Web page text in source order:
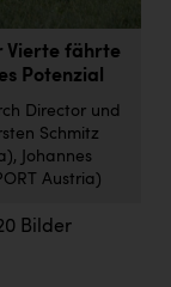
Vierte fährte
Potenzial
Director und
Schmitz
Johannes
Austria)
Bilder